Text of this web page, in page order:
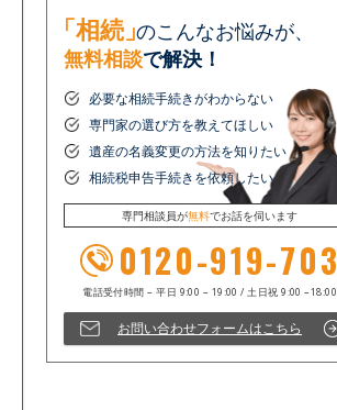
「相続」のこんなお悩みが、
無料相談で解決！
必要な相続手続きがわからない
専門家の選び方を教えてほしい
遺産の名義変更の方法を知りたい
相続税申告手続きを依頼したい
専門相談員が無料でお話を伺います
0120-919-703
お問い合わせフォームはこちら